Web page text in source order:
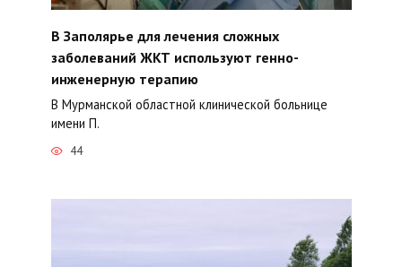
В Заполярье для лечения сложных
заболеваний ЖКТ используют генно-
инженерную терапию
В Мурманской областной клинической больнице
имени П.
44